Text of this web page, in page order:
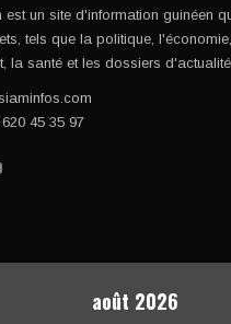
est un site d'information guinéen
tels que la politique,
la santé et les dossiers d'actualité.
45 35 97
août 2026